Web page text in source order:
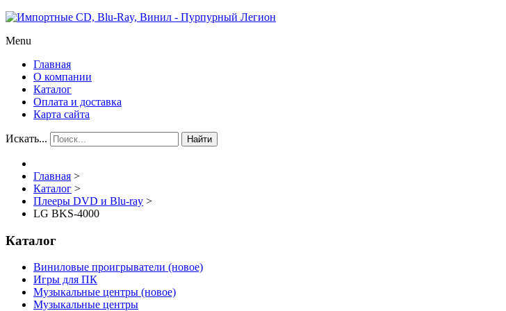
Menu
Главная
О компании
Каталог
Оплата и доставка
Карта сайта
Искать... Найти
Главная >
Каталог >
Плееры DVD и Blu-ray >
LG BKS-4000
Каталог
Виниловые проигрыватели (новое)
Игры для ПК
Музыкальные центры (новое)
Музыкальные центры